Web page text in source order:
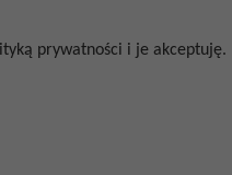
prywatności i je akceptuję.